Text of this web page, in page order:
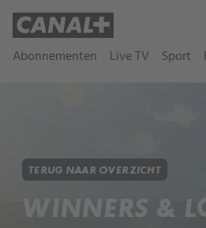
Abonnementen Live TV Sport
TERUG NAAR OVERZICHT
WINNERS &